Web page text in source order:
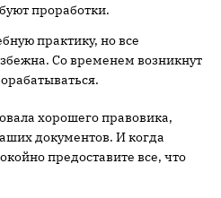
проработки.
практику, но все
Со временем возникнут
хорошего правовика,
документов. И когда
предоставите все, что